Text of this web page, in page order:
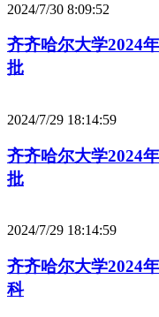
2024/7/30 8:09:52
齐齐哈尔大学2024
批
2024/7/29 18:14:59
齐齐哈尔大学2024
批
2024/7/29 18:14:59
齐齐哈尔大学2024
科